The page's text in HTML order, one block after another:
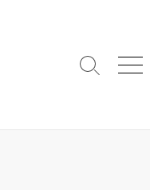
検
メ